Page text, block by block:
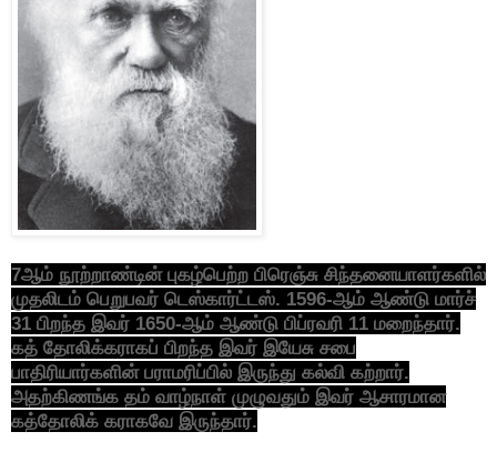
7ஆம் நூற்றாண்டின் புகழ்பெற்ற பிரெஞ்சு சிந்தனையாளர்களில்
முதலிடம் பெறுபவர் டெஸ்கார்ட்டஸ். 1596-ஆம் ஆண்டு மார்ச்
31 பிறந்த இவர் 1650-ஆம் ஆண்டு பிப்ரவரி 11 மறைந்தார்.
கத் தோலிக்கராகப் பிறந்த இவர் இயேசு சபை
பாதிரியார்களின் பராமரிப்பில் இருந்து கல்வி கற்றார்.
அதற்கிணங்க தம் வாழ்நாள் முழுவதும் இவர் ஆசாரமான
கத்தோலிக் கராகவே இருந்தார்.